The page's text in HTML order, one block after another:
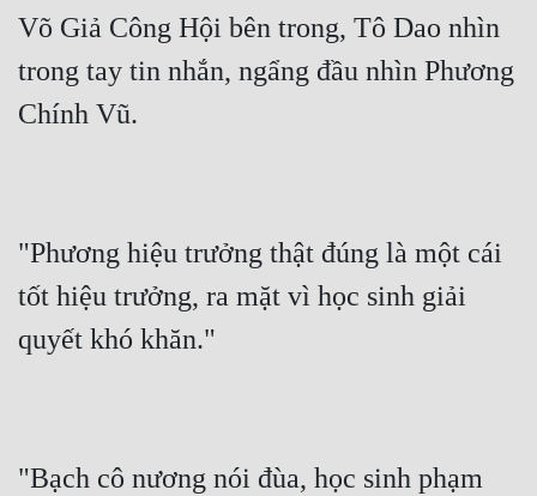
Võ Giả Công Hội bên trong, Tô Dao nhìn
trong tay tin nhắn, ngẩng đầu nhìn Phương
Chính Vũ.
"Phương hiệu trưởng thật đúng là một cái
tốt hiệu trưởng, ra mặt vì học sinh giải
quyết khó khăn."
"Bạch cô nương nói đùa, học sinh phạm